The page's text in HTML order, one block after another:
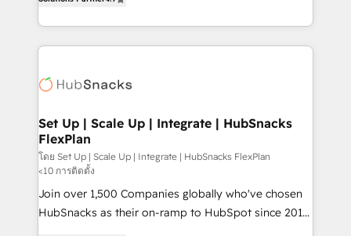
Sales Enablement HubSpot Impact Award 🏆2015
HubSpot COS Performance Award 🏆2014 HubSpot
COS Design Award 🏆2013 HubSpot Marketplace
Partner 📆Founded in 1997
developing a new website to lead generation and
digital marketing; we do it all (and with great
results)! In short, our services include: - HubSpot
HubSpot development: websites, custom modules,
marketing, advertising, campaigns, content and
design We connect people, data and technology to
improve customer experiences. With our bright
people, exciting ideas and can-do mentality, we
ensure revenue growth on a daily basis. So tell us
your challenge; our passionate and growth driven
Set Up | Scale Up | Integrate | HubSnacks
FlexPlan
โดย Set Up | Scale Up | Integrate | HubSnacks FlexPlan
<10 การติดตั้ง
Join over 1,500 Companies globally who've chosen
HubSnacks as their on-ramp to HubSpot since 2014